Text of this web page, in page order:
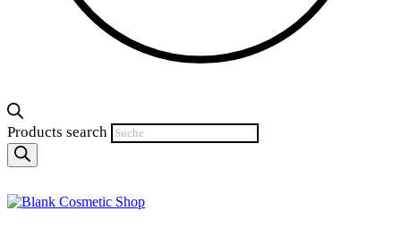
Products search